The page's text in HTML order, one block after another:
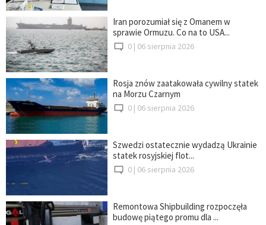
Iran porozumiał się z Omanem w
sprawie Ormuzu. Co na to USA...
0 | 06 sierpnia 2026
Rosja znów zaatakowała cywilny statek
na Morzu Czarnym
0 | 06 sierpnia 2026
Szwedzi ostatecznie wydadzą Ukrainie
statek rosyjskiej flot...
0 | 06 sierpnia 2026
Remontowa Shipbuilding rozpoczęła
budowę piątego promu dla ...